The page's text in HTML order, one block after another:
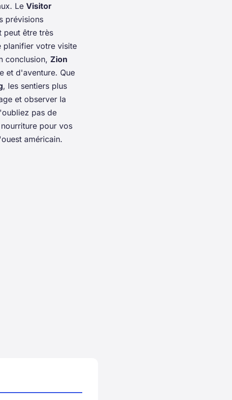
Le Visitor
prévisions
peut être très
planifier votre visite
conclusion, Zion
et d'aventure. Que
, les sentiers plus
et observer la
pas de
pour vos
américain.